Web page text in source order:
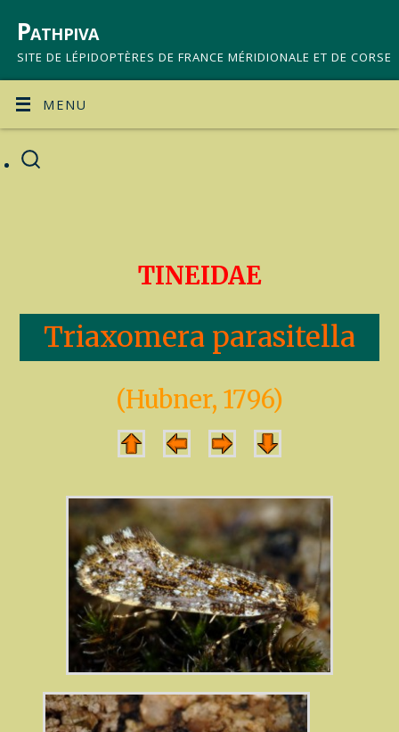
Pathpiva
SITE DE LÉPIDOPTÈRES DE FRANCE MÉRIDIONALE ET DE CORSE
MENU
TINEIDAE
Triaxomera parasitella
(Hubner, 1796)